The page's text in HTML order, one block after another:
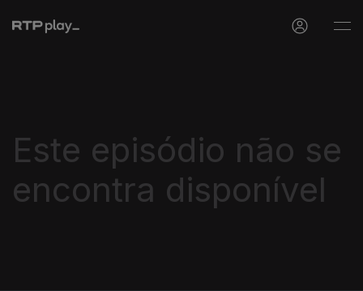
Este episódio não se
encontra disponível